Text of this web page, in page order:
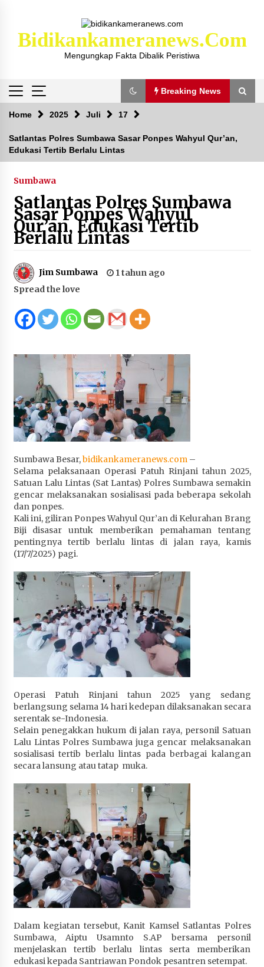
Bidikankameranews.com
Mengungkap Fakta Dibalik Peristiwa
Breaking News
Breaking News
Kejaksaan KSB Mulai Lidik Mafia Tanah Desa
Sekongkang Bawah
2 tahun ago
Laporan Dugaan Pencabulan di Desa Sepayung
Kec. Plampang, Polres Sumbawa Pastikan
Proses Penyelidikan Berjalan Maksimal
4 minggu ago
Anggota Satlantas Polres Sumbawa, Briptu
Juanda, Edukasi Masyarakat dalam Mengurus
Administrasi Kendaraan Berupa SIM
HUT ke-46 Dekranas di Makassar, di Hadapan
Bupati H. Jarot : Demi Keberlanjutan Pelayanan,
Perumdam Batulanteh Akan Lakukan
Penyesuaian Tarif Air Minum
4 minggu ago
Bripda Vanesa Aprilia Renyaan, Sabet Juara II
Taekwondo Kapolri Cup ke-7
4 minggu ago
Sekretaris Bapperida, Dwi Rahayu, ST,. MM,.
Pimpin Rakor Aksi Konvergensi Percepatan
Penurunan Stunting di Sumbawa
4 minggu ago
Wabup Ansori Apresiasi Rekomendasi dan
Pandangan Fraksi – Fraksi DPRD Sumbawa
4 minggu ago
Bupati Sumbawa Lepas 487 Atlet dari Berbagai
Cabor yang Akan Berjuang pada PORPROV XII
NTB 2026
4 minggu ago
BAZNAS Kabupaten Sumbawa Salurkan Bantuan
Program 100 Mustahik Per Desa di Desa Teluk
Santong
4 minggu ago
Dosen UTS Siap Kembangkan Inovasi Lewat
Pelatihan PDPP 2026 Bali
Terapkan “Polantas Menyapa”, Satlantas Polres
Sumbawa Berupaya Wujudkan Pelayanan
Kepolisian yang Profesional
4 minggu ago
Capaian Program Pemerintah Kabupaten
Sumbawa Terus Dirasakan Masyarakat
4 minggu ago
Home 2025 Juli 17
Satlantas Polres Sumbawa Sasar Ponpes Wahyul Qur’an,
Edukasi Tertib Berlalu Lintas
Sumbawa
Satlantas Polres Sumbawa
Sasar Ponpes Wahyul
Qur’an, Edukasi Tertib
Berlalu Lintas
Jim Sumbawa
1 tahun ago
Spread the love
Sumbawa Besar,bidikankameranews.com–
Selama pelaksanaan Operasi Patuh Rinjani tahun 2025,
Satuan Lalu Lintas (Sat Lantas) Polres Sumbawa semakin
gencar melaksanakan sosialisasi pada beberapa sekolah
dan ponpes.
Kali ini, giliran Ponpes Wahyul Qur’an di Kelurahan Brang
Biji disasar untuk memberikan pemahaman tentang
pentingnya tertib berlalu lintas di jalan raya, kamis
(17/7/2025) pagi.
Operasi Patuh Rinjani tahun 2025 yang sedang
berlangsung selama 14 hari kedepan dilaksanakan secara
serentak se-Indonesia.
Selain penegakkan hukum di jalan raya, personil Satuan
Lalu Lintas Polres Sumbawa juga gencar melaksanakan
sosialisasi tertib berlalu lintas pada berbagai kalangan
secara lansung atau tatap muka.
Dalam kegiatan tersebut, Kanit Kamsel Satlantas Polres
Sumbawa, Aiptu Usamnto S.AP bersama personil
menjelaskan tertib berlalu lintas serta memberikan
edukasi kepada Santriawan Pondok pesantren setempat.